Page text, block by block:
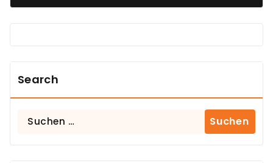
Search
Suchen